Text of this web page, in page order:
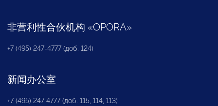
非营利性合伙机构 «OPORA»
+7 (495) 247-4777 (доб. 124)
新闻办公室
+7 (495) 247 4777 (доб. 115, 114, 113)